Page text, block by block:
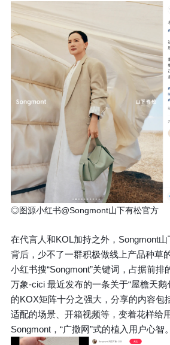
◎图源小红书@Songmont山下有松官方
在代言人和KOL加持之外，Songmont
背后，少不了一群积极做线上产品种草
小红书搜“Songmont”关键词，占据前排
万象-cici 最近发布的一条关于“屋檐天鹅
的KOX矩阵十分之强大，分享的内容包
适配的场景、开箱视频等，变着花样给
Songmont，“广撒网”式的植入用户心智。